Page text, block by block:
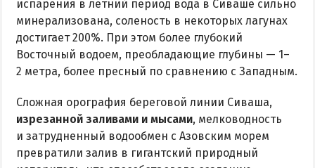
испарения в летний период вода в Сиваше сильно
минерализована, соленость в некоторых лагунах
достигает 200%. При этом более глубокий
Восточный водоем, преобладающие глубины — 1–
2 метра, более пресный по сравнению с Западным.
Сложная орография береговой линии Сиваша,
изрезанной заливами и мысами, мелководность
и затрудненный водообмен с Азовским морем
превратили залив в гигантский природный